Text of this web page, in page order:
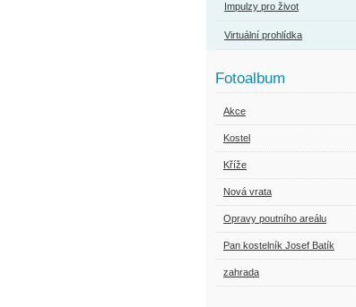
Impulzy pro život
Virtuální prohlídka
Fotoalbum
Akce
Kostel
Kříže
Nová vrata
Opravy poutního areálu
Pan kostelník Josef Batík
zahrada